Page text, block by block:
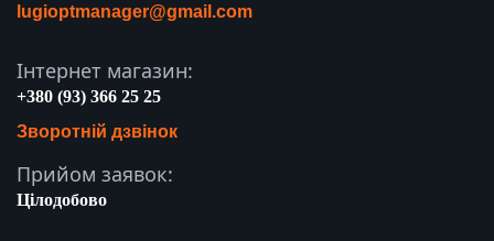
lugioptmanager@gmail.com
Інтернет магазин:
+380 (93) 366 25 25
Зворотній дзвінок
Прийом заявок:
Цілодобово